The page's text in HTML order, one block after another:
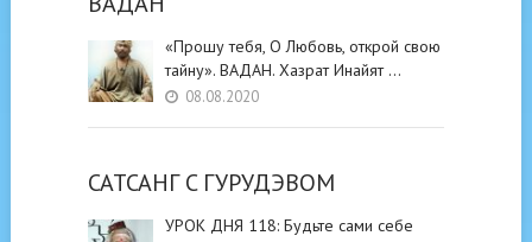
«Прошу тебя, О Любовь, открой свою
тайну». ВАДАН. Хазрат Инайят …
08.08.2020
САТСАНГ C ГУРУДЭВОМ
УРОК ДНЯ 118: Будьте cами cебе